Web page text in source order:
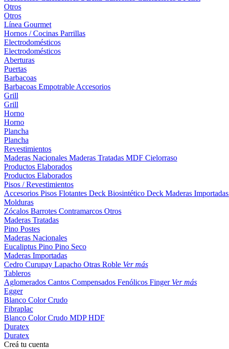
Otros
Otros
Línea Gourmet
Hornos / Cocinas Parrillas
Electrodomésticos
Electrodomésticos
Aberturas
Puertas
Barbacoas
Barbacoas Empotrable Accesorios
Grill
Grill
Horno
Horno
Plancha
Plancha
Revestimientos
Maderas Nacionales Maderas Tratadas MDF Cielorraso
Productos Elaborados
Productos Elaborados
Pisos / Revestimientos
Accesorios Pisos Flotantes Deck Biosintético Deck Maderas Importadas
Molduras
Zócalos Barrotes Contramarcos Otros
Maderas Tratadas
Pino Postes
Maderas Nacionales
Eucaliptus Pino Pino Seco
Maderas Importadas
Cedro Curupay Lapacho Otras Roble Ver más
Tableros
Aglomerados Cantos Compensados Fenólicos Finger Ver más
Egger
Blanco ColorCrudo
Fibraplac
Blanco ColorCrudo MDPHDF
Duratex
Duratex
Creá tu cuenta